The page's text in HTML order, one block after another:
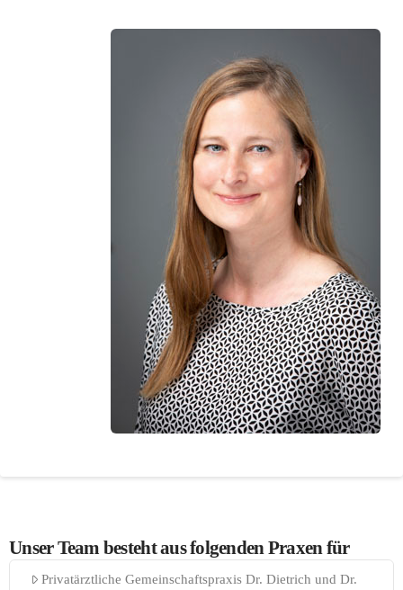
Unser Team besteht aus folgenden Praxen für
Privatärztliche Gemeinschaftspraxis Dr. Dietrich und Dr.